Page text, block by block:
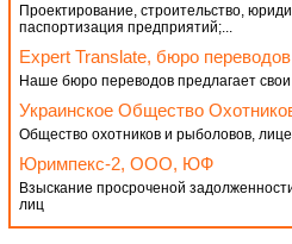
Проектирование, строительство,
паспортизация предприятий;...
Expert Translate, бюро переводов
Наше бюро переводов предлагает
Украинское Общество
Общество охотников и рыболовов,
Юримпекс-2, ООО, ЮФ
Взыскание просроченой
лиц